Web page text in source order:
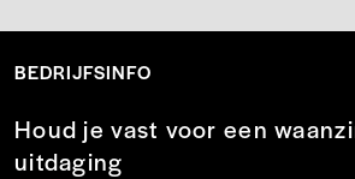
BEDRIJFSINFO
Houd je vast voor een
uitdaging